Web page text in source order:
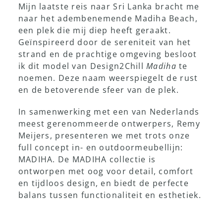
Mijn laatste reis naar Sri Lanka bracht me
naar het adembenemende Madiha Beach,
een plek die mij diep heeft geraakt.
Geïnspireerd door de sereniteit van het
strand en de prachtige omgeving besloot
ik dit model van Design2ChillMadiha te
noemen. Deze naam weerspiegelt de rust
en de betoverende sfeer van de plek.
In samenwerking met een van Nederlands
meest gerenommeerde ontwerpers, Remy
Meijers, presenteren we met trots onze
full concept in- en outdoormeubellijn:
MADIHA. De MADIHA collectie is
ontworpen met oog voor detail, comfort
en tijdloos design, en biedt de perfecte
balans tussen functionaliteit en esthetiek.